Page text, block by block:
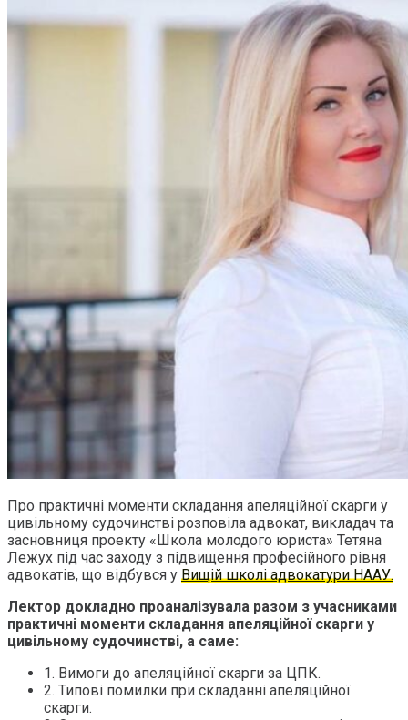
Про практичні моменти складання апеляційної скарги у
цивільному судочинстві розповіла адвокат, викладач та
засновниця проекту «Школа молодого юриста» Тетяна
Лежух під час заходу з підвищення професійного рівня
адвокатів, що відбувся у Вищій школі адвокатури НААУ.
Лектор докладно проаналізувала разом з учасниками
практичні моменти складання апеляційної скарги у
цивільному судочинстві, а саме:
1. Вимоги до апеляційної скарги за ЦПК.
2. Типові помилки при складанні апеляційної
скарги.